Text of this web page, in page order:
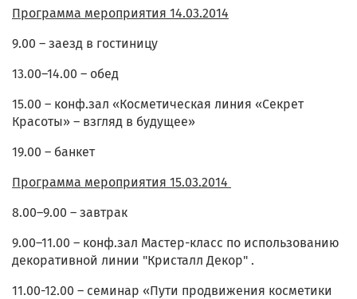
Программа мероприятия 14.03.2014
9.00 – заезд в гостиницу
13.00–14.00 – обед
15.00 – конф.зал «Косметическая линия «Секрет
Красоты» – взгляд в будущее»
19.00 – банкет
Программа мероприятия 15.03.2014
8.00–9.00 – завтрак
9.00–11.00 – конф.зал Мастер-класс по использованию
декоративной линии "Кристалл Декор" .
11.00-12.00 – семинар «Пути продвижения косметики